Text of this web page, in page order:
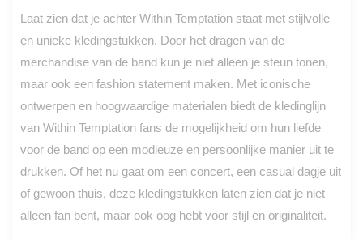
Laat zien dat je achter Within Temptation staat met stijlvolle
en unieke kledingstukken. Door het dragen van de
merchandise van de band kun je niet alleen je steun tonen,
maar ook een fashion statement maken. Met iconische
ontwerpen en hoogwaardige materialen biedt de kledinglijn
van Within Temptation fans de mogelijkheid om hun liefde
voor de band op een modieuze en persoonlijke manier uit te
drukken. Of het nu gaat om een concert, een casual dagje uit
of gewoon thuis, deze kledingstukken laten zien dat je niet
alleen fan bent, maar ook oog hebt voor stijl en originaliteit.